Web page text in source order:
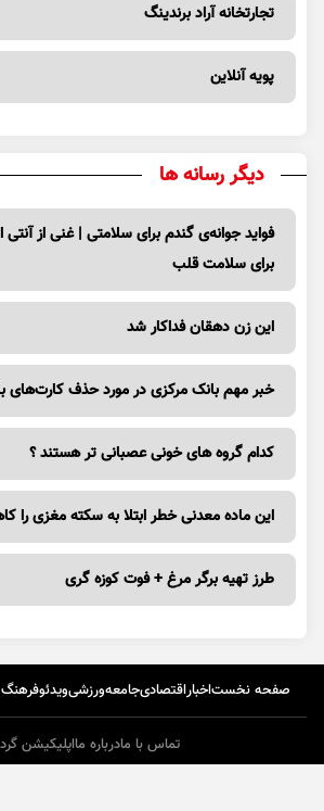
تجارتخانه آراد برندینگ
پویه آنلاین
دیگر رسانه ها
فواید جوانه‌ی گندم برای سلامتی | غنی از
برای سلامت قلب
این زن دهقان فداکار شد
خبر مهم بانک مرکزی در مورد حذف کارت‌های
کدام گروه های خونی عصبانی تر هستند ؟
این ماده معدنی خطر ابتلا به سکته مغزی
طرز تهیه برگر مرغ + فوت کوزه گری
صفحه نخستاخباراقتصادیجامعهورزشیویدئو
تماس با مادرباره مااپلیکیشن